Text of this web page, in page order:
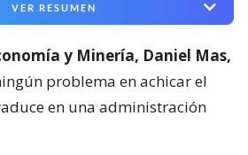
VER RESUMEN
y Minería, Daniel Mas,
problema en achicar el
en una administración